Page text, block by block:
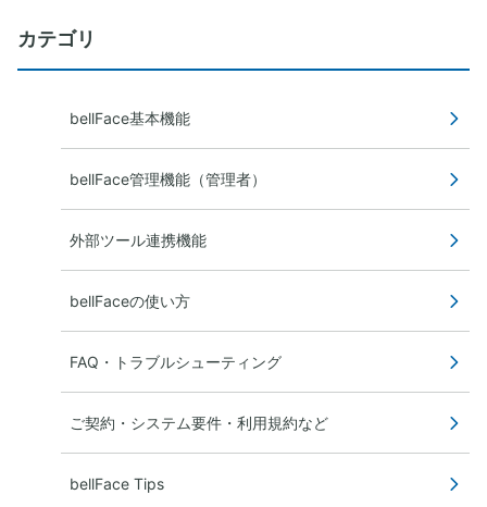
カテゴリ
bellFace基本機能
bellFace管理機能（管理者）
外部ツール連携機能
bellFaceの使い方
FAQ・トラブルシューティング
ご契約・システム要件・利用規約など
bellFace Tips